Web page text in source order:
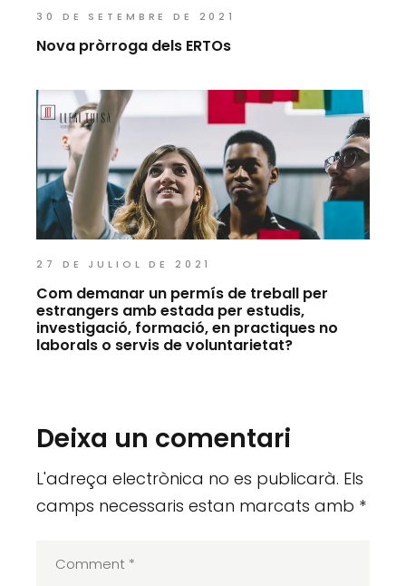
30 DE SETEMBRE DE 2021
Nova pròrroga dels ERTOs
27 DE JULIOL DE 2021
Com demanar un permís de treball per
estrangers amb estada per estudis,
investigació, formació, en practiques no
laborals o servis de voluntarietat?
Deixa un comentari
L'adreça electrònica no es publicarà. Els
camps necessaris estan marcats amb *